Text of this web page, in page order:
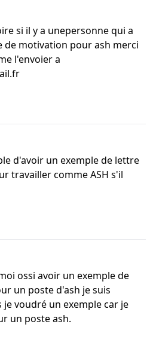
si il y a unepersonne qui a
de motivation pour ash merci
l'envoier a
d'avoir un exemple de lettre
travailler comme ASH s'il
ossi avoir un exemple de
un poste d'ash je suis
voudré un exemple car je
un poste ash.